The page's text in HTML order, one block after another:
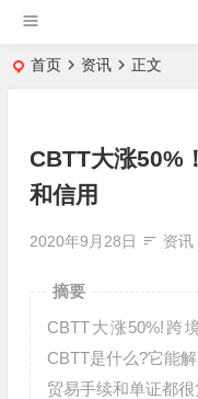
首页 资讯 正文
CBTT大涨50%
和信用
2020年9月28日 资讯
摘要
CBTT大涨50%!跨
CBTT是什么?它能
贸易手续和单证都